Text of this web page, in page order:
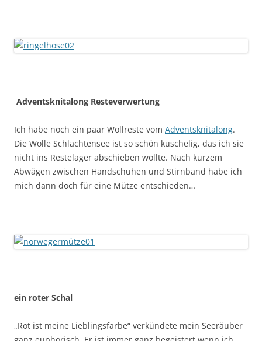
Adventsknitalong Resteverwertung
Ich habe noch ein paar Wollreste vom Adventsknitalong.
Die Wolle Schlachtensee ist so schön kuschelig, das ich sie
nicht ins Restelager abschieben wollte. Nach kurzem
Abwägen zwischen Handschuhen und Stirnband habe ich
mich dann doch für eine Mütze entschieden…
ein roter Schal
„Rot ist meine Lieblingsfarbe“ verkündete mein Seeräuber